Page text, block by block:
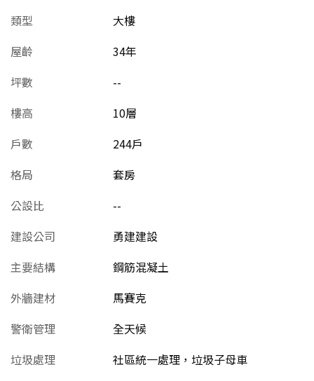
類型
大樓
屋齡
34年
坪數
--
樓高
10層
戶數
244戶
格局
套房
公設比
--
建設公司
勇建建設
主要結構
鋼筋混凝土
外牆建材
馬賽克
警衛管理
全天候
垃圾處理
社區統一處理，垃圾子母車